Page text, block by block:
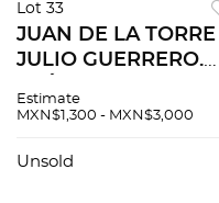
Lot 33
JUAN DE LA
JULIO GUERRERO.
ESTUDIO DEL
GÉNESIS DEL
Estimate
MXN$1,300 - MXN$3,000
Unsold